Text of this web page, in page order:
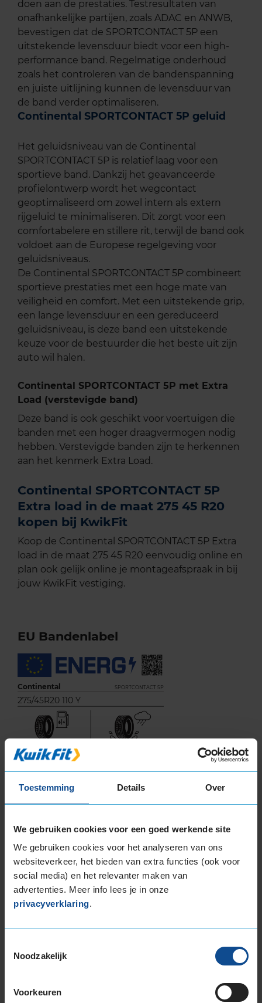
Toestemming Details Over
We gebruiken cookies voor een goed werkende site
We gebruiken cookies voor het analyseren van ons
websiteverkeer, het bieden van extra functies (ook voor
social media) en het relevanter maken van
advertenties. Meer info lees je in onze
privacyverklaring.
Noodzakelijk
Voorkeuren
doen aan de prestaties. Testresultaten van
onafhankelijke partijen, zoals ADAC en ANWB,
bevestigen dat de SPORTCONTACT 5P een
uitstekende levensduur biedt voor een high-
performance band. Regelmatige onderhoud
zoals het controleren van de bandenspanning
en juiste uitlijning kunnen de levensduur van
de band verder optimaliseren.
Continental SPORTCONTACT 5P geluid
Het geluidsniveau van de Continental
SPORTCONTACT 5P is relatief laag voor een
sportieve band. Dankzij het geavanceerde
profielontwerp wordt het wegcontact
geoptimaliseerd om zowel intern als extern
rijgeluid te minimaliseren. Dit zorgt voor een
comfortabelere en stillere rit, terwijl de band ook
voldoet aan de Europese regelgeving voor
geluidsniveaus.
De Continental SPORTCONTACT 5P combineert
sportieve prestaties met een hoge mate van
veiligheid en comfort. Met een uitstekende grip,
een lange levensduur en een gereduceerd
geluidsniveau, is deze band een uitstekende
keuze voor de bestuurder die het beste uit zijn
auto wil halen.
Continental SPORTCONTACT 5P met Extra
Load (verstevigde band)
Deze band is ook geschikt voor voertuigen die
banden met een hoger draagvermogen nodig
hebben. Verstevigde banden zijn te herkennen
aan het kenmerk Extra Load.
Continental SPORTCONTACT 5P
Extra load in de maat 275 45 R20
kopen bij KwikFit
Koop de Continental SPORTCONTACT 5P Extra
load in de maat 275 45 R20 eenvoudig online en
plan ook gelijk online je montageafspraak in bij
jouw KwikFit vestiging.
EU Bandenlabel
Continental SPORTCONTACT 5P
275/45R20 110 Y
73
AB C
Deze band is beoordeeld met het EU
In de categorie grip op nat wegdek is deze band
deze band uitstekende grip heeft bij natte